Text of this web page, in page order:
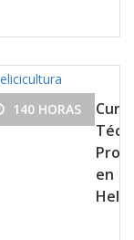
140 HORAS
en